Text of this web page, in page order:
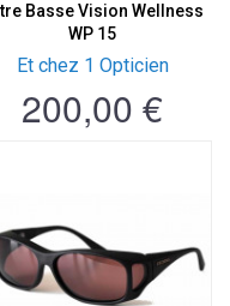
Basse Vision Wellness
WP 15
Et chez 1 Opticien
200,00 €